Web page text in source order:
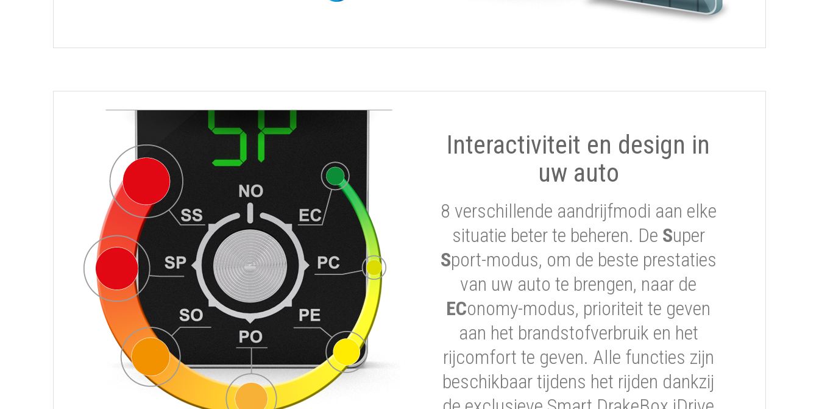
Interactiviteit en design in
uw auto
8 verschillende aandrijfmodi aan elke
situatie beter te beheren. De Super
Sport-modus, om de beste prestaties
van uw auto te brengen, naar de
EConomy-modus, prioriteit te geven
aan het brandstofverbruik en het
rijcomfort te geven. Alle functies zijn
beschikbaar tijdens het rijden dankzij